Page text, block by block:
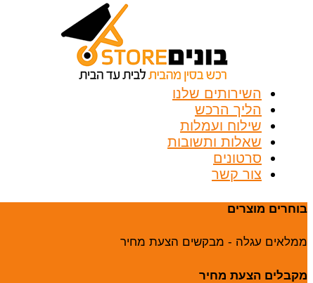
השירותים שלנו
הליך הרכש
שילוח ועמלות
שאלות ותשובות
סרטונים
צור קשר
בוחרים מוצרים
ממלאים עגלה - מבקשים הצעת מחיר
מקבלים הצעת מחיר